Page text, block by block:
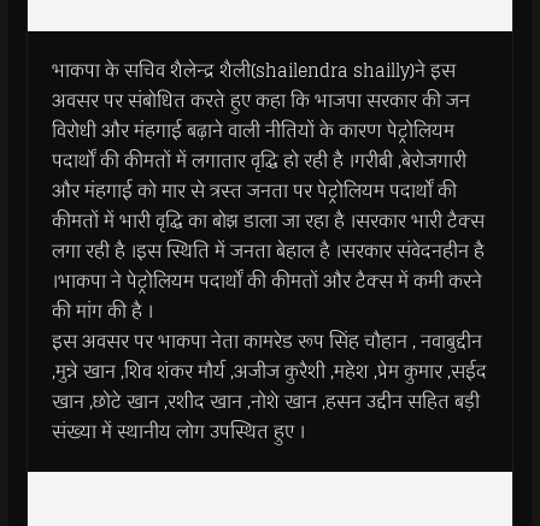
भाकपा के सचिव शैलेन्द्र शैली(shailendra shailly)ने इस
अवसर पर संबोधित करते हुए कहा कि भाजपा सरकार की जन
विरोधी और मंहगाई बढ़ाने वाली नीतियों के कारण पेट्रोलियम
पदार्थों की कीमतों में लगातार वृद्धि हो रही है ।गरीबी ,बेरोजगारी
और मंहगाई को मार से त्रस्त जनता पर पेट्रोलियम पदार्थों की
कीमतों में भारी वृद्धि का बोझ डाला जा रहा है ।सरकार भारी टैक्स
लगा रही है ।इस स्थिति में जनता बेहाल है ।सरकार संवेदनहीन है
।भाकपा ने पेट्रोलियम पदार्थों की कीमतों और टैक्स में कमी करने
की मांग की है ।
इस अवसर पर भाकपा नेता कामरेड रूप सिंह चौहान , नवाबुद्दीन
,मुन्ने खान ,शिव शंकर मौर्य ,अजीज कुरैशी ,महेश ,प्रेम कुमार ,सईद
खान ,छोटे खान ,रशीद खान ,नोशे खान ,हसन उद्दीन सहित बड़ी
संख्या में स्थानीय लोग उपस्थित हुए ।